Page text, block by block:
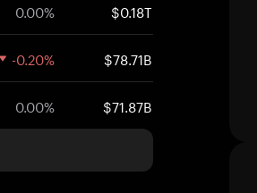
0.00% $0.18T
-0.20% $78.71B
0.00% $71.87B